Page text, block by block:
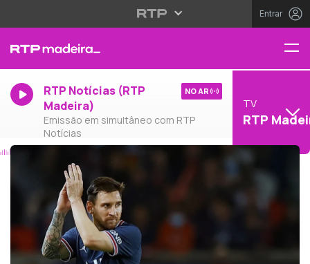
Entrar
RTP Notícias (RTP
Madeira)
Emissão em simultâneo com RTP
Notícias
NO AR
TV
RTP